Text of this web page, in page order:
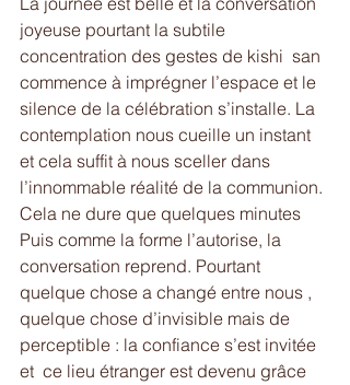
joyeuse pourtant la subtile
concentration des gestes de kishi  san
commence à imprégner l’espace et le
silence de la célébration s’installe. La
contemplation nous cueille un instant
et cela suffit à nous sceller dans
l’innommable réalité de la communion.
Cela ne dure que quelques minutes
Puis comme la forme l’autorise, la
conversation reprend. Pourtant
quelque chose a changé entre nous ,
quelque chose d’invisible mais de
perceptible : la confiance s’est invitée
et  ce lieu étranger est devenu grâce